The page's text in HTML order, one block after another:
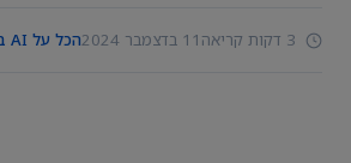
11 בדצמבר 2024 הכל על AI בעסק שלך